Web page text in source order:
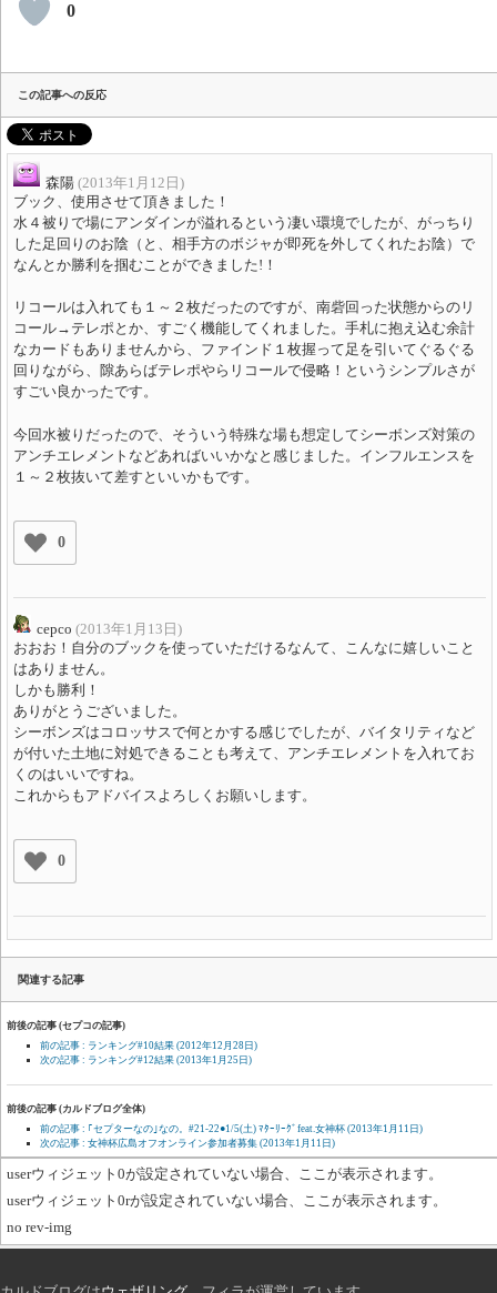
0
この記事への反応
森陽 (2013年1月12日)
ブック、使用させて頂きました！
水４被りで場にアンダインが溢れるという凄い環境でしたが、がっちり
した足回りのお陰（と、相手方のボジャが即死を外してくれたお陰）で
なんとか勝利を掴むことができました!！
リコールは入れても１～２枚だったのですが、南砦回った状態からのリ
コール→テレポとか、すごく機能してくれました。手札に抱え込む余計
なカードもありませんから、ファインド１枚握って足を引いてぐるぐる
回りながら、隙あらばテレポやらリコールで侵略！というシンプルさが
すごい良かったです。
今回水被りだったので、そういう特殊な場も想定してシーボンズ対策の
アンチエレメントなどあればいいかなと感じました。インフルエンスを
１～２枚抜いて差すといいかもです。
0
cepco (2013年1月13日)
おおお！自分のブックを使っていただけるなんて、こんなに嬉しいこと
はありません。
しかも勝利！
ありがとうございました。
シーボンズはコロッサスで何とかする感じでしたが、バイタリティなど
が付いた土地に対処できることも考えて、アンチエレメントを入れてお
くのはいいですね。
これからもアドバイスよろしくお願いします。
0
関連する記事
前後の記事 (セプコの記事)
前の記事 : ランキング#10結果 (2012年12月28日)
次の記事 : ランキング#12結果 (2013年1月25日)
前後の記事 (カルドブログ全体)
前の記事 : ｢セプターなの｣なの。#21-22●1/5(土) ﾏﾀｰﾘｰｸﾞfeat.女神杯 (2013年1月11日)
次の記事 : 女神杯広島オフオンライン参加者募集 (2013年1月11日)
userウィジェット0が設定されていない場合、ここが表示されます。
userウィジェット0rが設定されていない場合、ここが表示されます。
no rev-img